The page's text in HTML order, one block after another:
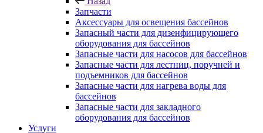
Запчасти
Аксессуары для освещения бассейнов
Запасный части для дизенфицирующего
оборудования для бассейнов
Запасные части для насосов для бассейнов
Запасные части для лестниц, поручней и
подъемников для бассейнов
Запасные части для нагрева воды для
бассейнов
Запасные части для закладного
оборудования для бассейнов
Услуги